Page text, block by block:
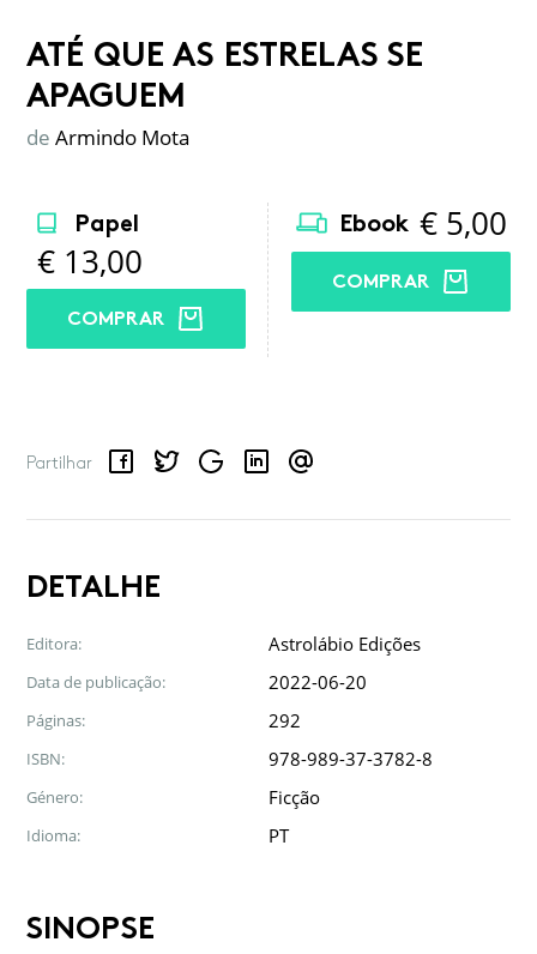
ATÉ QUE AS ESTRELAS SE
APAGUEM
de Armindo Mota
Papel
€ 13,00
COMPRAR
Ebook € 5,00
COMPRAR
Partilhar
FacebookTwitterGoogle LinkedInEmail
DETALHE
Editora: Astrolábio Edições
Data de publicação: 2022-06-20
Páginas: 292
ISBN: 978-989-37-3782-8
Género: Ficção
Idioma: PT
SINOPSE